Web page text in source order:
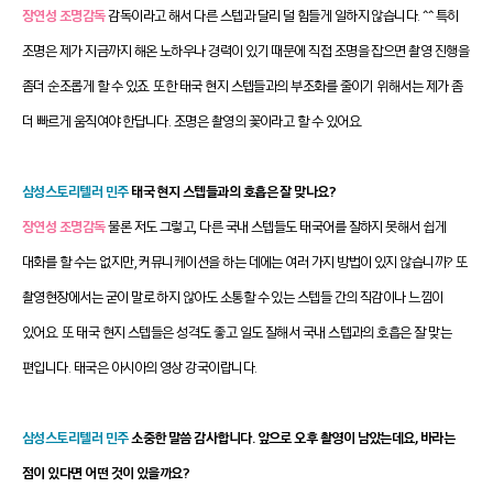
장연성 조명감독감독이라고 해서 다른 스텝과 달리 덜 힘들게 일하지 않습니다. ^^ 특히
조명은 제가 지금까지 해온 노하우나 경력이 있기 때문에 직접 조명을 잡으면 촬영 진행을
좀더 순조롭게 할 수 있죠. 또한 태국 현지 스텝들과의 부조화를 줄이기 위해서는 제가 좀
더 빠르게 움직여야 한답니다. 조명은 촬영의 꽃이라고 할 수 있어요.
삼성스토리텔러 민주태국 현지 스텝들과의 호흡은 잘 맞나요?
장연성 조명감독물론 저도 그렇고, 다른 국내 스텝들도 태국어를 잘하지 못해서 쉽게
대화를 할 수는 없지만, 커뮤니케이션을 하는 데에는 여러 가지 방법이 있지 않습니까? 또
촬영현장에서는 굳이 말로 하지 않아도 소통할 수 있는 스텝들 간의 직감이나 느낌이
있어요. 또 태국 현지 스텝들은 성격도 좋고 일도 잘해서 국내 스텝과의 호흡은 잘 맞는
편입니다. 태국은 아시아의 영상 강국이랍니다.
삼성스토리텔러 민주소중한 말씀 감사합니다. 앞으로 오후 촬영이 남았는데요, 바라는
점이 있다면 어떤 것이 있을까요?